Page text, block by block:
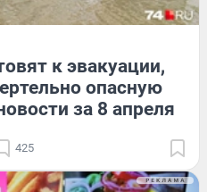
к эвакуации,
опасную
за 8 апреля
425